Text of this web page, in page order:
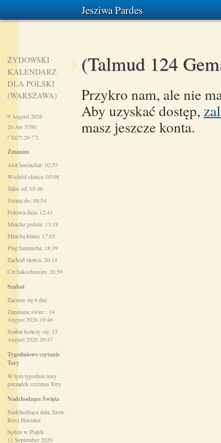
Jesziwa Pardes
ŻYDOWSKI
KALENDARZ
DLA POLSKI
(WARSZAWA)
9 August 2026
26 Aw 5786
כ"ו אב תשפ"ו
Zmanim
Alot haszachar: 02:53
Wschód słońca: 05:08
Tałes od: 03:46
Szema do: 08:54
Połowa dnia: 12:41
Mincha gedola: 13:18
Mincha ktana: 17:05
Plag hamincha: 18:39
Zachód słońca: 20:14
Cet hakochawim: 20:59
Szabat
Zacznie się 6 dni.
Zapalanie świec : 14
August 2026 19:46
Szabat kończy się: 15
August 2026 20:47
Tygodniowe czytanie
Tory
W tym tygodniu inny
porządek czytania Tory
Nadchodzące Święta
Nadchodząca data: Erew
Rosz Haszana
będzie w Piątek
11 September 2026
(Talmud 124
Przykro nam, ale nie
Aby uzyskać dostęp,
masz jeszcze konta.